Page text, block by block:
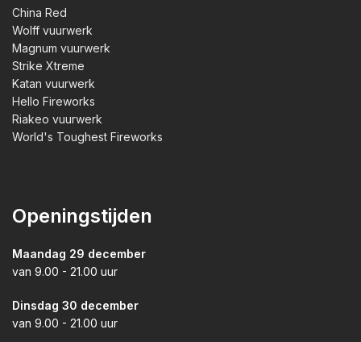
China Red
Wolff vuurwerk
Magnum vuurwerk
Strike Xtreme
Katan vuurwerk
Hello Fireworks
Riakeo vuurwerk
World's Toughest Fireworks
Openingstijden
Maandag 29 december
van 9.00 - 21.00 uur
Dinsdag 30 december
van 9.00 - 21.00 uur